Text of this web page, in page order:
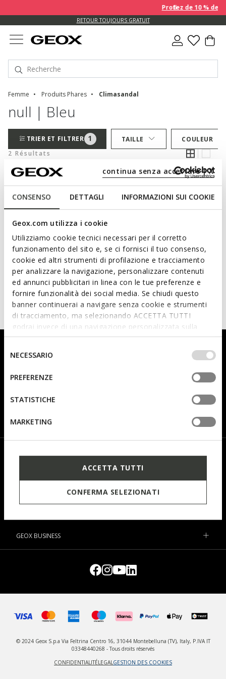
CONSENSO DETTAGLI INFORMAZIONI SUI COOKIE
Geox.com utilizza i cookie
Utilizziamo cookie tecnici necessari per il corretto
funzionamento del sito e, se ci fornisci il tuo consenso,
cookie ed altri strumenti di profilazione e tracciamento
per analizzare la navigazione, personalizzare contenuti
ed annunci pubblicitari in linea con le tue preferenze e
fornire funzionalità dei social media. Se chiudi questo
banner continuerai a navigare senza cookie e strumenti
di tracciamento, ma selezionando ACCETTA TUTTI
godrai invece di una navigazione personalizzata sulla
base dei tuoi gusti ed interessi. Selezionando
IMPOSTAZIONI potrai anche scegliere quali cookies ed
altri strumenti di tracciamento autorizzare. Per maggiori
informazioni o per modificare in qualsiasi momento le
tue impostazioni, visita la nostra
del
consenso
NECESSARIO
PREFERENZE
STATISTICHE
MARKETING
ACCETTA TUTTI
CONFERMA SELEZIONATI
continua senza accettare | X
Profitez de 10 % de
RETOUR TOUJOURS GRATUIT
Femme Produits Phares Climasandal
null | Bleu
TRIER ET FILTRER 1 TAILLE
COULEUR
2 Résultats
CLIMASANDAL SPRT FEMME
CHF105,00
4 COULEURS
VENTILATION ACTIVE
CLIMASANDAL SPRT FEMME
Sandales anatomiques
CHF105,00
4 COULEURS
10 % de remise en cadeau de bienvenue.
Je préfère ne pas répondre
J’ai pris connaissance
GEOX BUSINESS
© 2024 Geox S.p.a Via Feltrina Centro 16, 31044 Montebelluna (TV), Italy, P.IVA IT
03348440268 - Tous droits réservés
CONFIDENTIALITÉLEGAL GESTION DES COOKIES